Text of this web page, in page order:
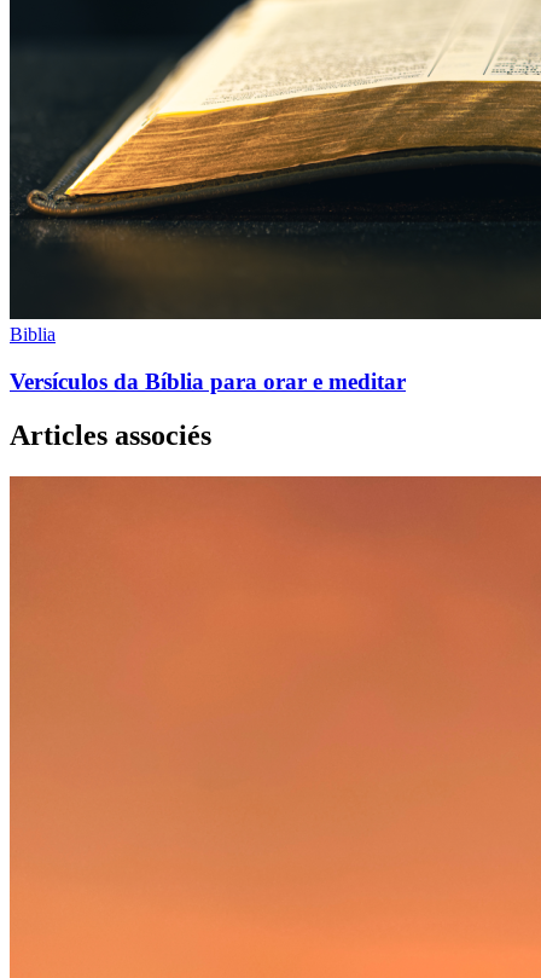
Biblia
Versículos da Bíblia para orar e meditar
Articles associés